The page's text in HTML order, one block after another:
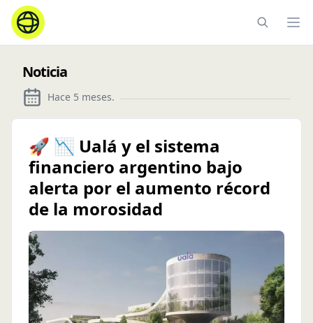
Noticia
Hace 5 meses.
🚀 📉 Ualá y el sistema
financiero argentino bajo
alerta por el aumento récord
de la morosidad